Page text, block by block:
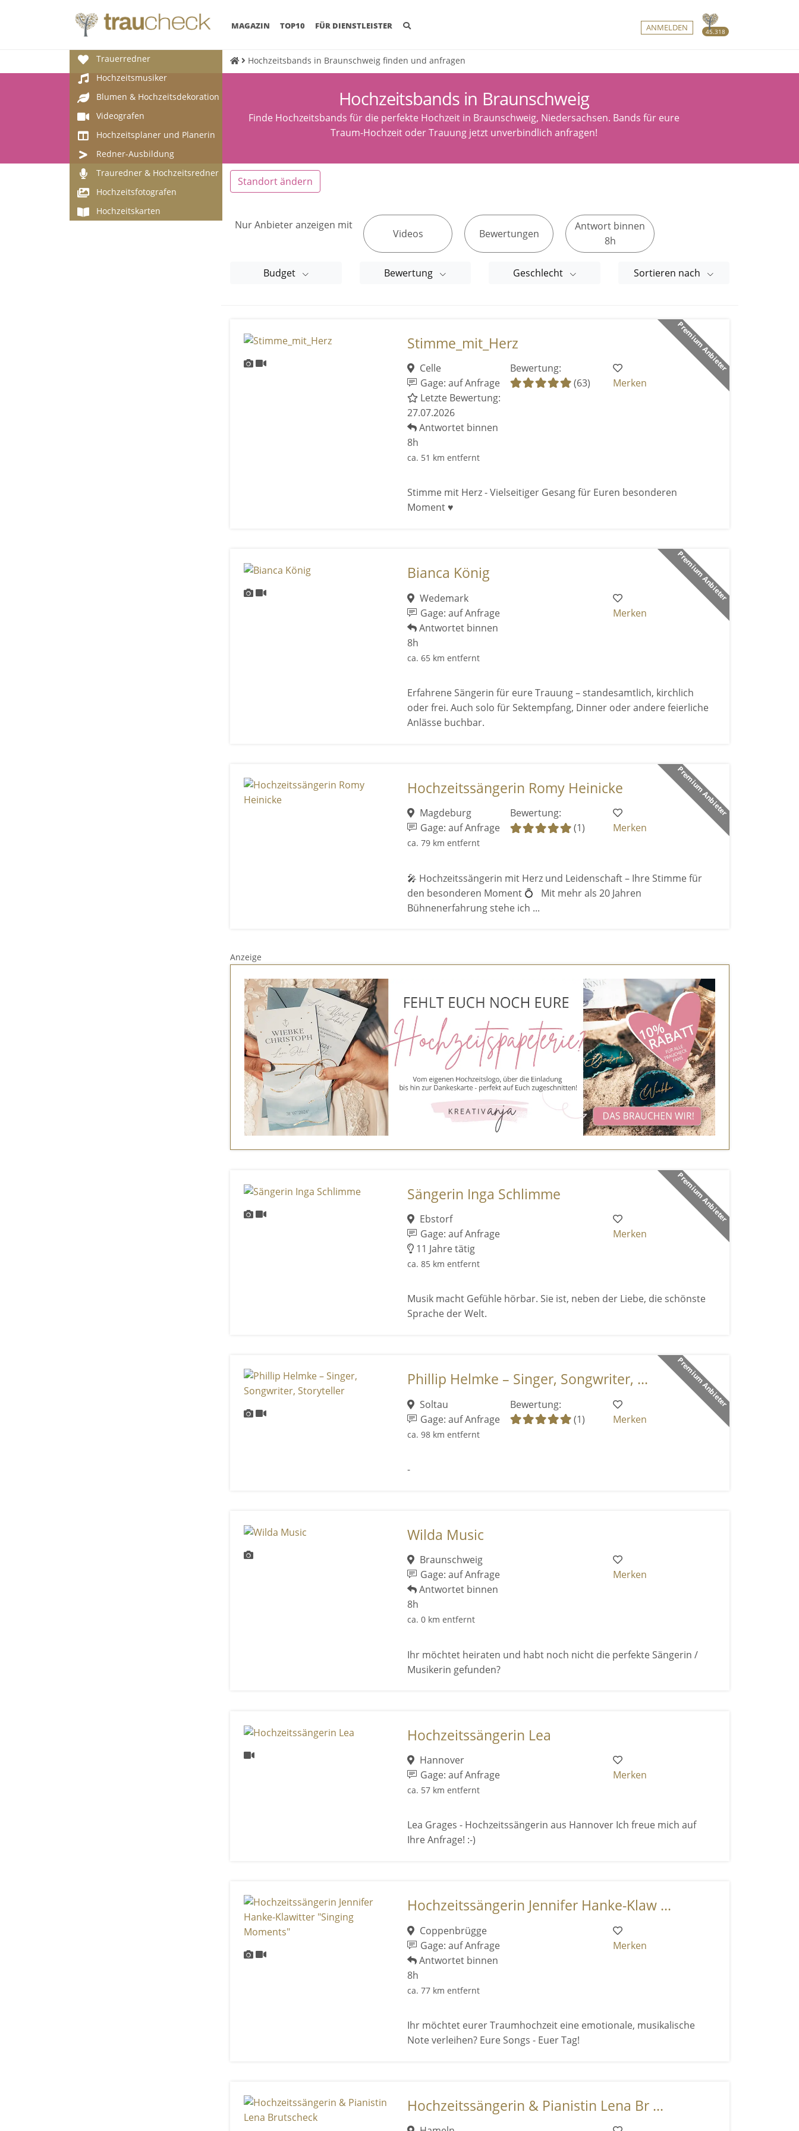
45.318
MAGAZIN (CURRENT)
TOP10 FÜR DIENSTLEISTER ANMELDEN
Trauerredner
Hochzeitsmusiker
Blumen & Hochzeitsdekoration
Videografen
Hochzeitsplaner und Planerin
Redner-Ausbildung
Trauredner & Hochzeitsredner
Hochzeitsfotografen
Hochzeitskarten
Hochzeitsbands in Braunschweig finden und anfragen
Hochzeitsbands in Braunschweig
Finde Hochzeitsbands für die perfekte Hochzeit in Braunschweig, Niedersachsen. Bands für eure
Traum-Hochzeit oder Trauung jetzt unverbindlich anfragen!
Standort ändern
Nur Anbieter anzeigen mit
Videos Bewertungen
Antwort binnen
8h
Budget Bewertung Geschlecht Sortieren nach
Premium Anbieter
Stimme_mit_Herz
Celle
Gage: auf Anfrage
Letzte Bewertung:
27.07.2026
Antwortet binnen
8h
ca. 51 km entfernt
Bewertung:
(63)
Merken
Stimme mit Herz - Vielseitiger Gesang für Euren besonderen
Moment ♥️
Premium Anbieter
Bianca König
Wedemark
Gage: auf Anfrage
Antwortet binnen
8h
ca. 65 km entfernt
Merken
Erfahrene Sängerin für eure Trauung – standesamtlich, kirchlich
oder frei. Auch solo für Sektempfang, Dinner oder andere feierliche
Anlässe buchbar.
Premium Anbieter
Hochzeitssängerin Romy Heinicke
Magdeburg
Gage: auf Anfrage
ca. 79 km entfernt
Bewertung:
(1)
Merken
🎤 Hochzeitssängerin mit Herz und Leidenschaft – Ihre Stimme für
den besonderen Moment 💍 Mit mehr als 20 Jahren
Bühnenerfahrung stehe ich ...
Anzeige
Premium Anbieter
Sängerin Inga Schlimme
Ebstorf
Gage: auf Anfrage
11 Jahre tätig
ca. 85 km entfernt
Merken
Musik macht Gefühle hörbar. Sie ist, neben der Liebe, die schönste
Sprache der Welt.
Premium Anbieter
Phillip Helmke – Singer, Songwriter, ...
Soltau
Gage: auf Anfrage
ca. 98 km entfernt
Bewertung:
(1)
Merken
-
Wilda Music
Braunschweig
Gage: auf Anfrage
Antwortet binnen
8h
ca. 0 km entfernt
Merken
Ihr möchtet heiraten und habt noch nicht die perfekte Sängerin /
Musikerin gefunden?
Hochzeitssängerin Lea
Hannover
Gage: auf Anfrage
ca. 57 km entfernt
Merken
Lea Grages - Hochzeitssängerin aus Hannover Ich freue mich auf
Ihre Anfrage! :-)
Hochzeitssängerin Jennifer Hanke-Klaw ...
Coppenbrügge
Gage: auf Anfrage
Antwortet binnen
8h
ca. 77 km entfernt
Merken
Ihr möchtet eurer Traumhochzeit eine emotionale, musikalische
Note verleihen? Eure Songs - Euer Tag!
Hochzeitssängerin & Pianistin Lena Br ...